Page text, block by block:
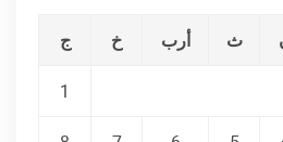
ث أرب خ ج
1